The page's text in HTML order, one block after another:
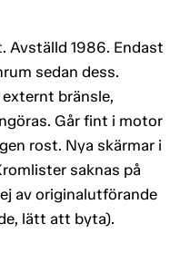
Avställd 1986. Endast
sedan dess.
bränsle,
Går fint i motor
rost. Nya skärmar i
saknas på
av originalutförande
lätt att byta).